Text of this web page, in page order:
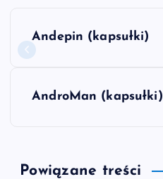
a
g
Andepin (kapsułki)
AndroMan (kapsułki)
Powiązane treści